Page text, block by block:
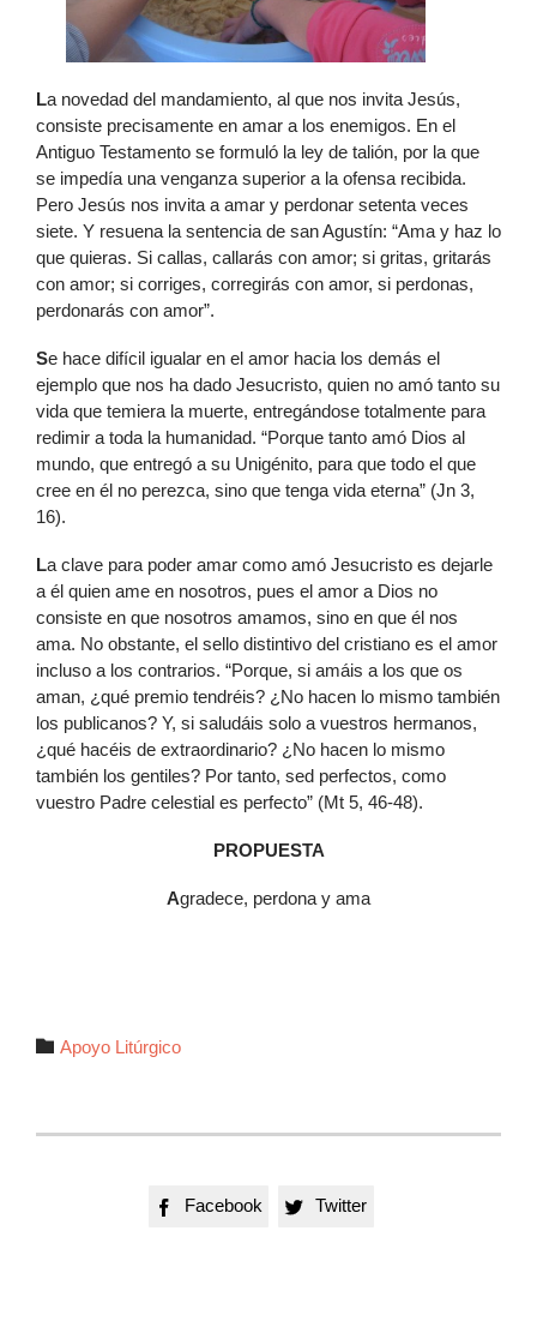
La novedad del mandamiento, al que nos invita Jesús,
consiste precisamente en amar a los enemigos. En el
Antiguo Testamento se formuló la ley de talión, por la que
se impedía una venganza superior a la ofensa recibida.
Pero Jesús nos invita a amar y perdonar setenta veces
siete. Y resuena la sentencia de san Agustín: “Ama y haz lo
que quieras. Si callas, callarás con amor; si gritas, gritarás
con amor; si corriges, corregirás con amor, si perdonas,
perdonarás con amor”.
Se hace difícil igualar en el amor hacia los demás el
ejemplo que nos ha dado Jesucristo, quien no amó tanto su
vida que temiera la muerte, entregándose totalmente para
redimir a toda la humanidad. “Porque tanto amó Dios al
mundo, que entregó a su Unigénito, para que todo el que
cree en él no perezca, sino que tenga vida eterna” (Jn 3,
16).
La clave para poder amar como amó Jesucristo es dejarle
a él quien ame en nosotros, pues el amor a Dios no
consiste en que nosotros amamos, sino en que él nos
ama. No obstante, el sello distintivo del cristiano es el amor
incluso a los contrarios. “Porque, si amáis a los que os
aman, ¿qué premio tendréis? ¿No hacen lo mismo también
los publicanos? Y, si saludáis solo a vuestros hermanos,
¿qué hacéis de extraordinario? ¿No hacen lo mismo
también los gentiles? Por tanto, sed perfectos, como
vuestro Padre celestial es perfecto” (Mt 5, 46-48).
PROPUESTA
Agradece, perdona y ama
 Autor
Apoyo Litúrgico
 Facebook  Twitter